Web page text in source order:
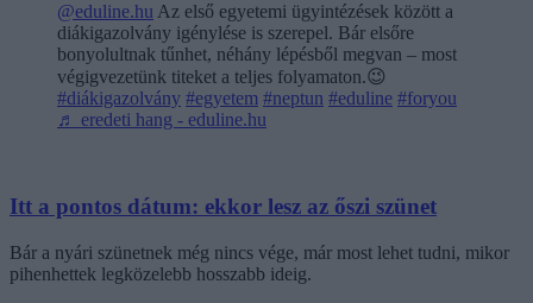
@eduline.hu Az első egyetemi ügyintézések között a
diákigazolvány igénylése is szerepel. Bár elsőre
bonyolultnak tűnhet, néhány lépésből megvan – most
végigvezetünk titeket a teljes folyamaton.😉
#diákigazolvány #egyetem #neptun #eduline #foryou
♬ eredeti hang - eduline.hu
Itt a pontos dátum: ekkor lesz az őszi szünet
Bár a nyári szünetnek még nincs vége, már most lehet tudni, mikor
pihenhettek legközelebb hosszabb ideig.